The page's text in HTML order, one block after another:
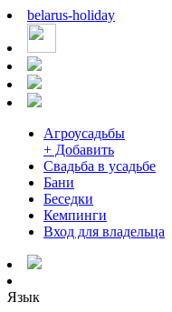
belarus-holiday
Агроусадьбы
+ Добавить
Свадьба в усадьбе
Бани
Беседки
Кемпинги
Вход для владельца
Язык